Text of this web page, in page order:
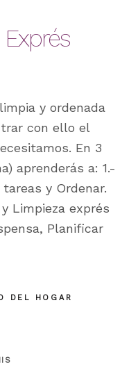
y ordenada
con ello el
En 3
aprenderás a: 1.-
y Ordenar.
Limpieza exprés
Planificar
DEL HOGAR